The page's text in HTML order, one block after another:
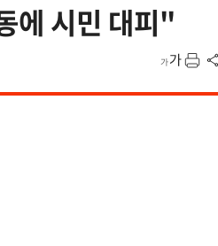
에 시민 대피"